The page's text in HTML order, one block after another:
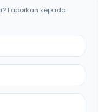
Laporkan kepada